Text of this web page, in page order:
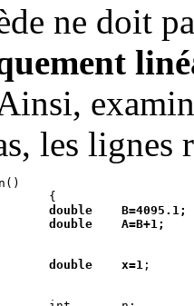
ne doit
les lignes
{
double    B=4095.1;
double    A=B+1;
double    x=1